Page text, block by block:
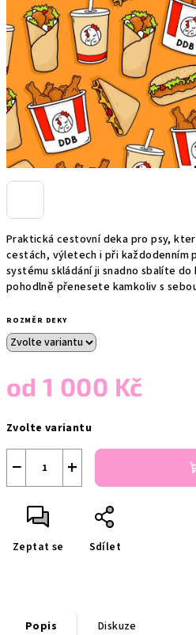
Praktická cestovní deka pro psy,
cestách, výletech i při každodenním
systému skládání ji snadno sbalíte
pohodlně přenesete kamkoliv s
ROZMĚR DEKY
od1 000 Kč
cena:
Zvolte variantu
+
−
Zeptat se Sdílet
Popis Diskuze